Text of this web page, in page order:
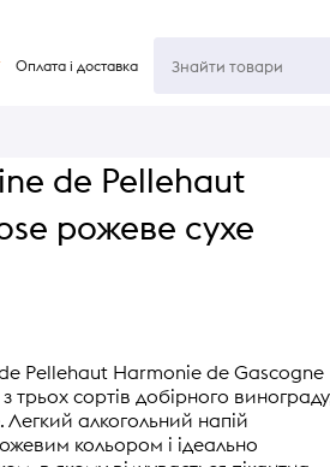
Оплата і доставка
de Pellehaut
рожеве сухе
Pellehaut Harmonie de Gascogne
трьох сортів добірного
алкогольний напій
кольором і ідеально